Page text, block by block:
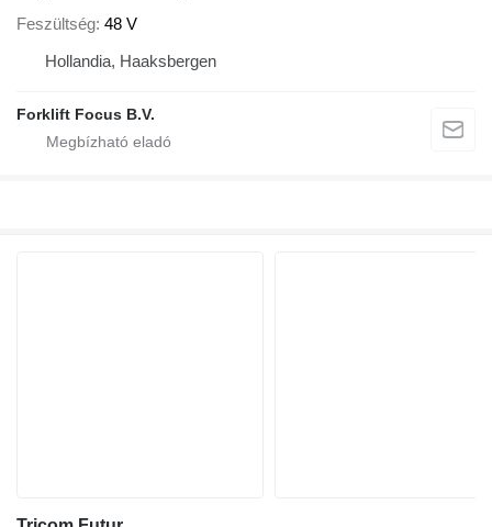
Feszültség 48 V
Hollandia, Haaksbergen
Forklift Focus B.V.